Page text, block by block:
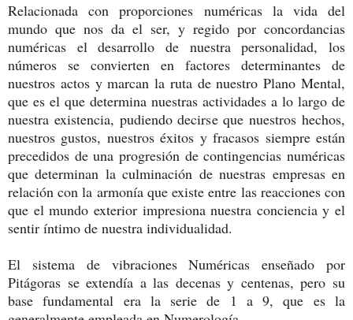
Relacionada con proporciones numéricas la vida del
mundo que nos da el ser, y regido por concordancias
numéricas el desarrollo de nuestra personalidad, los
números se convierten en factores determinantes de
nuestros actos y marcan la ruta de nuestro Plano Mental,
que es el que determina nuestras actividades a lo largo de
nuestra existencia, pudiendo decirse que nuestros hechos,
nuestros gustos, nuestros éxitos y fracasos siempre están
precedidos de una progresión de contingencias numéricas
que determinan la culminación de nuestras empresas en
relación con la armonía que existe entre las reacciones con
que el mundo exterior impresiona nuestra conciencia y el
sentir íntimo de nuestra individualidad.
El sistema de vibraciones Numéricas enseñado por
Pitágoras se extendía a las decenas y centenas, pero su
base fundamental era la serie de 1 a 9, que es la